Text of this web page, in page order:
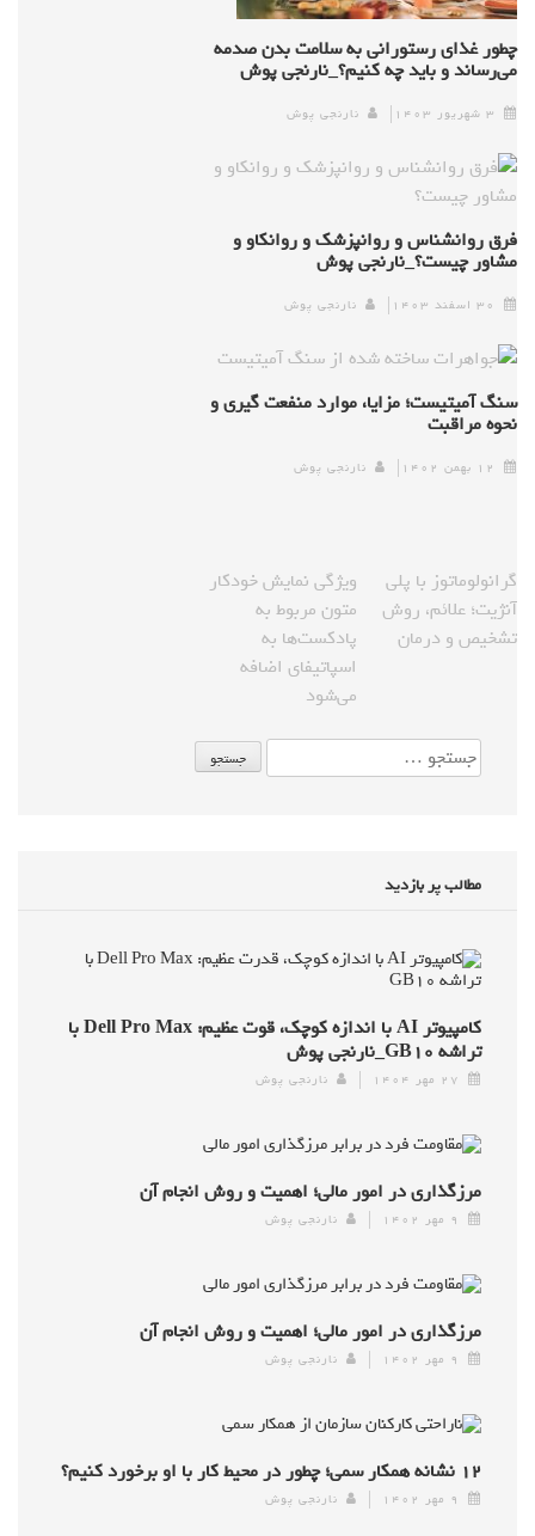
چطور غذای رستورانی به سلامت بدن صدمه
می‌رساند و باید چه کنیم؟_نارنجی پوش
۳ شهریور ۱۴۰۳ نارنجی پوش
فرق روانشناس و روانپزشک و روانکاو و
مشاور چیست؟_نارنجی پوش
۳۰ اسفند ۱۴۰۳ نارنجی پوش
سنگ آمیتیست؛ مزایا، موارد منفعت گیری و
نحوه مراقبت
۱۲ بهمن ۱۴۰۲ نارنجی پوش
ویژگی نمایش خودکار
متون مربوط به
پادکست‌ها به
اسپاتیفای اضافه
می‌شود
گرانولوماتوز با پلی
آنژیت؛ علائم، روش
تشخیص و درمان
مطالب پر بازدید
کامپیوتر AI با اندازه کوچک، قوت عظیم: Dell Pro Max با
تراشه GB۱۰_نارنجی پوش
۲۷ مهر ۱۴۰۴ نارنجی پوش
مرزگذاری در امور مالی؛ اهمیت و روش انجام آن
۹ مهر ۱۴۰۲ نارنجی پوش
مرزگذاری در امور مالی؛ اهمیت و روش انجام آن
۹ مهر ۱۴۰۲ نارنجی پوش
۱۲ نشانه همکار سمی؛ چطور در محیط کار با او برخورد کنیم؟
۹ مهر ۱۴۰۲ نارنجی پوش